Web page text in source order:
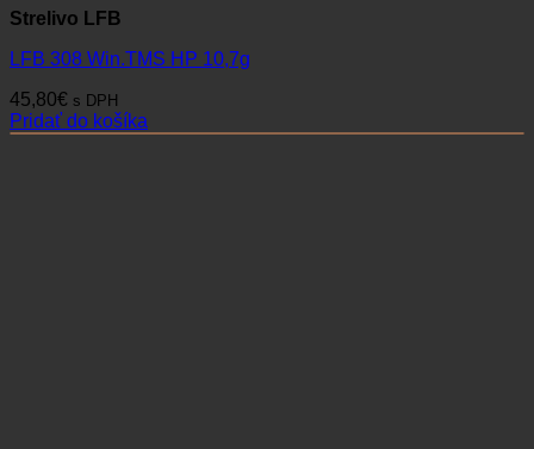
Strelivo LFB
LFB 308 Win.TMS HP 10,7g
45,80€ s DPH
Pridať do košíka